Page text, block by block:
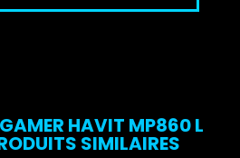
HAVIT MP860 L
SIMILAIRES